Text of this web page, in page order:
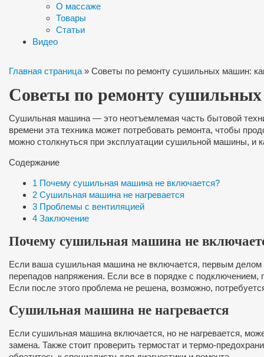
О массаже
Товары
Статьи
Видео
Главная страница » Советы по ремонту сушильных машин:
Советы по ремонту
Сушильная машина — это неотъемлемая часть бытовой
времени эта техника может потребовать ремонта, чтобы
можно столкнуться при эксплуатации сушильной машины, и
Содержание
1 Почему сушильная машина не включается?
2 Сушильная машина не нагревается
3 Проблемы с вентиляцией
4 Заключение
Почему сушильная машина не
Если ваша сушильная машина не включается, первым делом
перепадов напряжения. Если все в порядке с
Если после этого проблема не решена, возможно,
Сушильная машина не нагревается
Если сушильная машина включается, но не нагревается,
замена. Также стоит проверить термостат и термо-